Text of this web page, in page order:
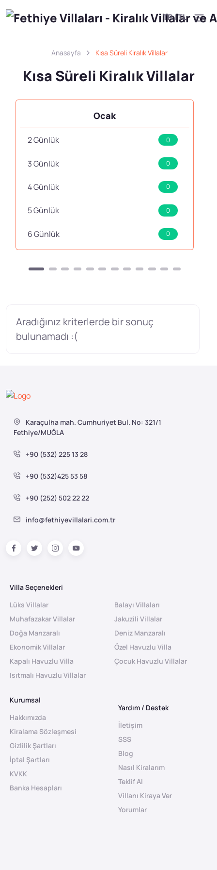
TR|TL
Anasayfa Kısa Süreli Kiralık Villalar
Kısa Süreli Kiralık Villalar
Ocak
2 Günlük 0
3 Günlük 0
4 Günlük 0
5 Günlük 0
6 Günlük 0
Aradığınız kriterlerde bir sonuç
bulunamadı :(
Karaçulha mah. Cumhuriyet Bul. No: 321/1
Fethiye/MUĞLA
+90 (532) 225 13 28
+90 (532)425 53 58
+90 (252) 502 22 22
info@fethiyevillalari.com.tr
Villa Seçenekleri
Lüks Villalar
Balayı Villaları
Muhafazakar Villalar
Jakuzili Villalar
Doğa Manzaralı
Deniz Manzaralı
Ekonomik Villalar
Özel Havuzlu Villa
Kapalı Havuzlu Villa
Çocuk Havuzlu Villalar
Isıtmalı Havuzlu Villalar
Kurumsal
Hakkımızda
Kiralama Sözleşmesi
Gizlilik Şartları
İptal Şartları
KVKK
Banka Hesapları
Yardım / Destek
İletişim
SSS
Blog
Nasıl Kiralarım
Teklif Al
Villanı Kiraya Ver
Yorumlar